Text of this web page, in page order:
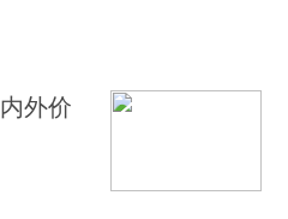
外价